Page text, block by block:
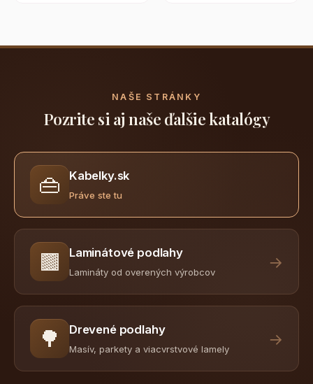
NAŠE STRÁNKY
Pozrite si aj naše ďalšie katalógy
👜 Kabelky.sk
Práve ste tu
🟫 Laminátové podlahy
Lamináty od overených výrobcov
→
🌳 Drevené podlahy
Masív, parkety a viacvrstvové lamely
→